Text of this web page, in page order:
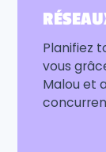
Planifiez
vous
Malou et